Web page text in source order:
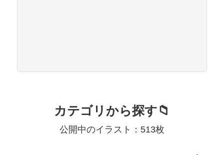
カテゴリから探す📁
公開中のイラスト：513枚